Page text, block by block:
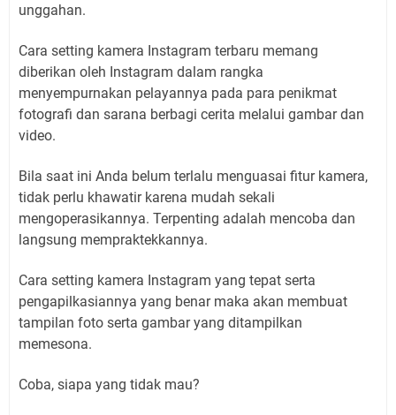
unggahan.
Cara setting kamera Instagram terbaru memang
diberikan oleh Instagram dalam rangka
menyempurnakan pelayannya pada para penikmat
fotografi dan sarana berbagi cerita melalui gambar dan
video.
Bila saat ini Anda belum terlalu menguasai fitur kamera,
tidak perlu khawatir karena mudah sekali
mengoperasikannya. Terpenting adalah mencoba dan
langsung mempraktekkannya.
Cara setting kamera Instagram yang tepat serta
pengapilkasiannya yang benar maka akan membuat
tampilan foto serta gambar yang ditampilkan
memesona.
Coba, siapa yang tidak mau?